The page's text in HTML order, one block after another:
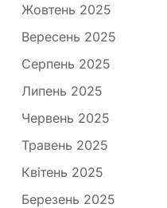
Жовтень 2025
Вересень 2025
Серпень 2025
Липень 2025
Червень 2025
Травень 2025
Квітень 2025
Березень 2025